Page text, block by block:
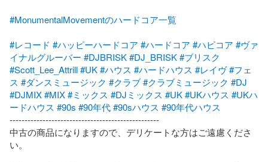
#MonumentalMovementのハードコア一覧
#レコード #ハッピーハードコア #ハードコア #ハピコア #ヴァ
イナルグルーバー #DJBRISK#DJ_BRISK#ブリスク
#Scott_Lee_Attrill#UK#ハウス #ハードハウス #レイヴ#フェ
ス #ダンスミュージック #クラブ#クラブミュージック #DJ
#DJMIX#MIX#ミックス #DJミックス #UK#UKハウス #UKハ
ードハウス #90s #90年代#90sハウス #90年代ハウス
--------------------------------------------------
中古の商品になりますので、デリケートな方はご遠慮くださ
い。